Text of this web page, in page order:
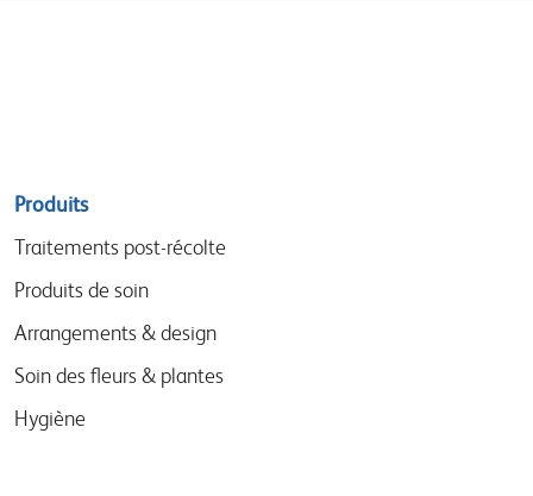
Sitemap
menu
Produits
Traitements post-récolte
Produits de soin
Arrangements & design
Soin des fleurs & plantes
Hygiène